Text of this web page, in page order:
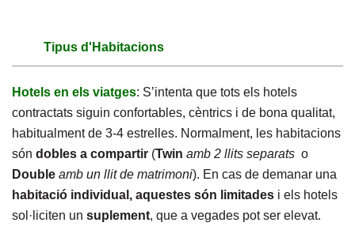
Tipus d'Habitacions
Hotels en els viatges: S’intenta que tots els hotels
contractats siguin confortables, cèntrics i de bona qualitat,
habitualment de 3-4 estrelles. Normalment, les habitacions
són dobles a compartir (Twin amb 2 llits separats o
Double amb un llit de matrimoni). En cas de demanar una
habitació individual, aquestes són limitades i els hotels
sol·liciten un suplement, que a vegades pot ser elevat.